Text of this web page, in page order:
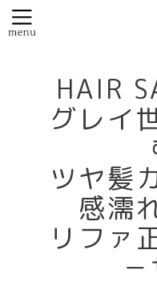
HAIR
グレイ
ツヤ髪
感濡
リファ